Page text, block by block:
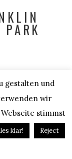
State Park ist
allem zum
über 200 km
auch einige
und
gestalten und
wir
stimmst
klar! Reject